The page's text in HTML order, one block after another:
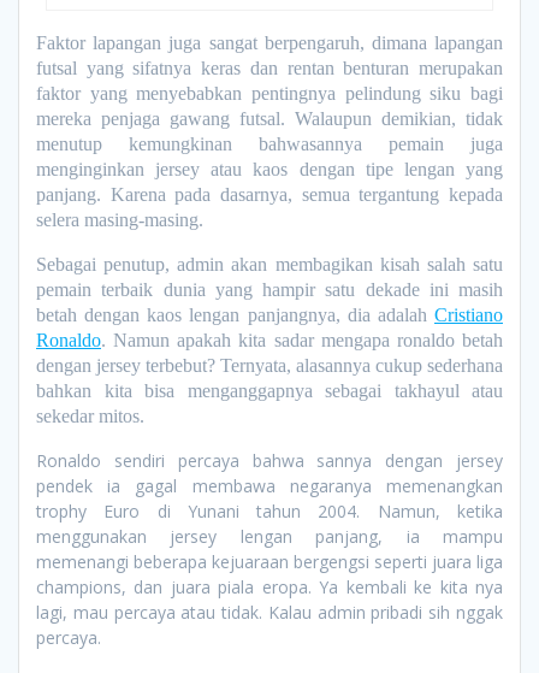
Faktor lapangan juga sangat berpengaruh, dimana lapangan
futsal yang sifatnya keras dan rentan benturan merupakan
faktor yang menyebabkan pentingnya pelindung siku bagi
mereka penjaga gawang futsal. Walaupun demikian, tidak
menutup kemungkinan bahwasannya pemain juga
menginginkan jersey atau kaos dengan tipe lengan yang
panjang. Karena pada dasarnya, semua tergantung kepada
selera masing-masing.
Sebagai penutup, admin akan membagikan kisah salah satu
pemain terbaik dunia yang hampir satu dekade ini masih
betah dengan kaos lengan panjangnya, dia adalah Cristiano
Ronaldo. Namun apakah kita sadar mengapa ronaldo betah
dengan jersey terbebut? Ternyata, alasannya cukup sederhana
bahkan kita bisa menganggapnya sebagai takhayul atau
sekedar mitos.
Ronaldo sendiri percaya bahwa sannya dengan jersey
pendek ia gagal membawa negaranya memenangkan
trophy Euro di Yunani tahun 2004. Namun, ketika
menggunakan jersey lengan panjang, ia mampu
memenangi beberapa kejuaraan bergengsi seperti juara liga
champions, dan juara piala eropa. Ya kembali ke kita nya
lagi, mau percaya atau tidak. Kalau admin pribadi sih nggak
percaya.